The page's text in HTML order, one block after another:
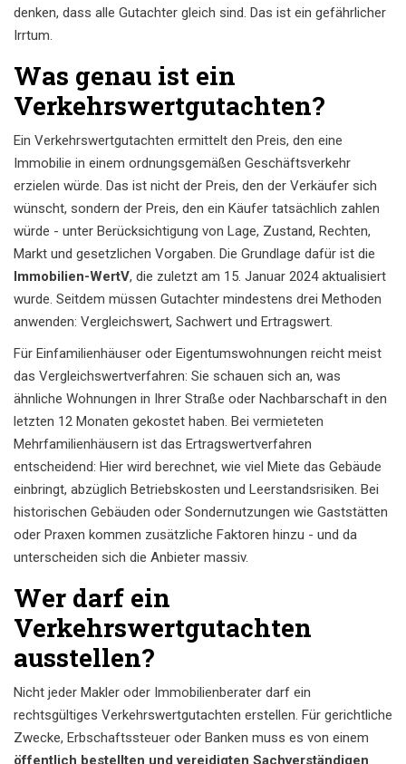
denken, dass alle Gutachter gleich sind. Das ist ein gefährlicher
Irrtum.
Was genau ist ein
Verkehrswertgutachten?
Ein Verkehrswertgutachten ermittelt den Preis, den eine
Immobilie in einem ordnungsgemäßen Geschäftsverkehr
erzielen würde. Das ist nicht der Preis, den der Verkäufer sich
wünscht, sondern der Preis, den ein Käufer tatsächlich zahlen
würde - unter Berücksichtigung von Lage, Zustand, Rechten,
Markt und gesetzlichen Vorgaben. Die Grundlage dafür ist die
Immobilien-WertV, die zuletzt am 15. Januar 2024 aktualisiert
wurde. Seitdem müssen Gutachter mindestens drei Methoden
anwenden: Vergleichswert, Sachwert und Ertragswert.
Für Einfamilienhäuser oder Eigentumswohnungen reicht meist
das Vergleichswertverfahren: Sie schauen sich an, was
ähnliche Wohnungen in Ihrer Straße oder Nachbarschaft in den
letzten 12 Monaten gekostet haben. Bei vermieteten
Mehrfamilienhäusern ist das Ertragswertverfahren
entscheidend: Hier wird berechnet, wie viel Miete das Gebäude
einbringt, abzüglich Betriebskosten und Leerstandsrisiken. Bei
historischen Gebäuden oder Sondernutzungen wie Gaststätten
oder Praxen kommen zusätzliche Faktoren hinzu - und da
unterscheiden sich die Anbieter massiv.
Wer darf ein
Verkehrswertgutachten
ausstellen?
Nicht jeder Makler oder Immobilienberater darf ein
rechtsgültiges Verkehrswertgutachten erstellen. Für gerichtliche
Zwecke, Erbschaftssteuer oder Banken muss es von einem
öffentlich bestellten und vereidigten Sachverständigen